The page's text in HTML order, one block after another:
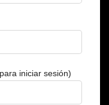
iniciar sesión)